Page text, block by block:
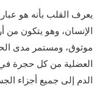
يعرف القلب بأنه هو
الإنسان، وهو يتكون
موثوق، ومستمر مدى
العضلية من كل حجرة
الدم إلى جميع أجزاء